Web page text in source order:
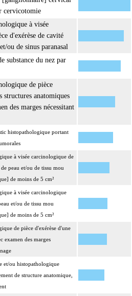
cervicotomie
à visée
d'exérèse de cavité
ou de sinus paranasal
substance du nez par
de pièce
structures anatomiques
des marges nécessitant
histopathologique portant
à visée carcinologique de
peau et/ou de tissu mou
de moins de 5 cm²
à visée carcinologique
et/ou de tissu mou
de moins de 5 cm²
de pièce d'exérèse d'une
examen des marges
et/ou histopathologique
de structure anatomique,